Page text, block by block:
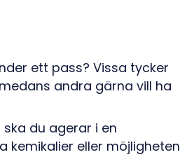
ett pass? Vissa tycker
andra gärna vill ha
du agerar i en
kemikalier eller möjligheten